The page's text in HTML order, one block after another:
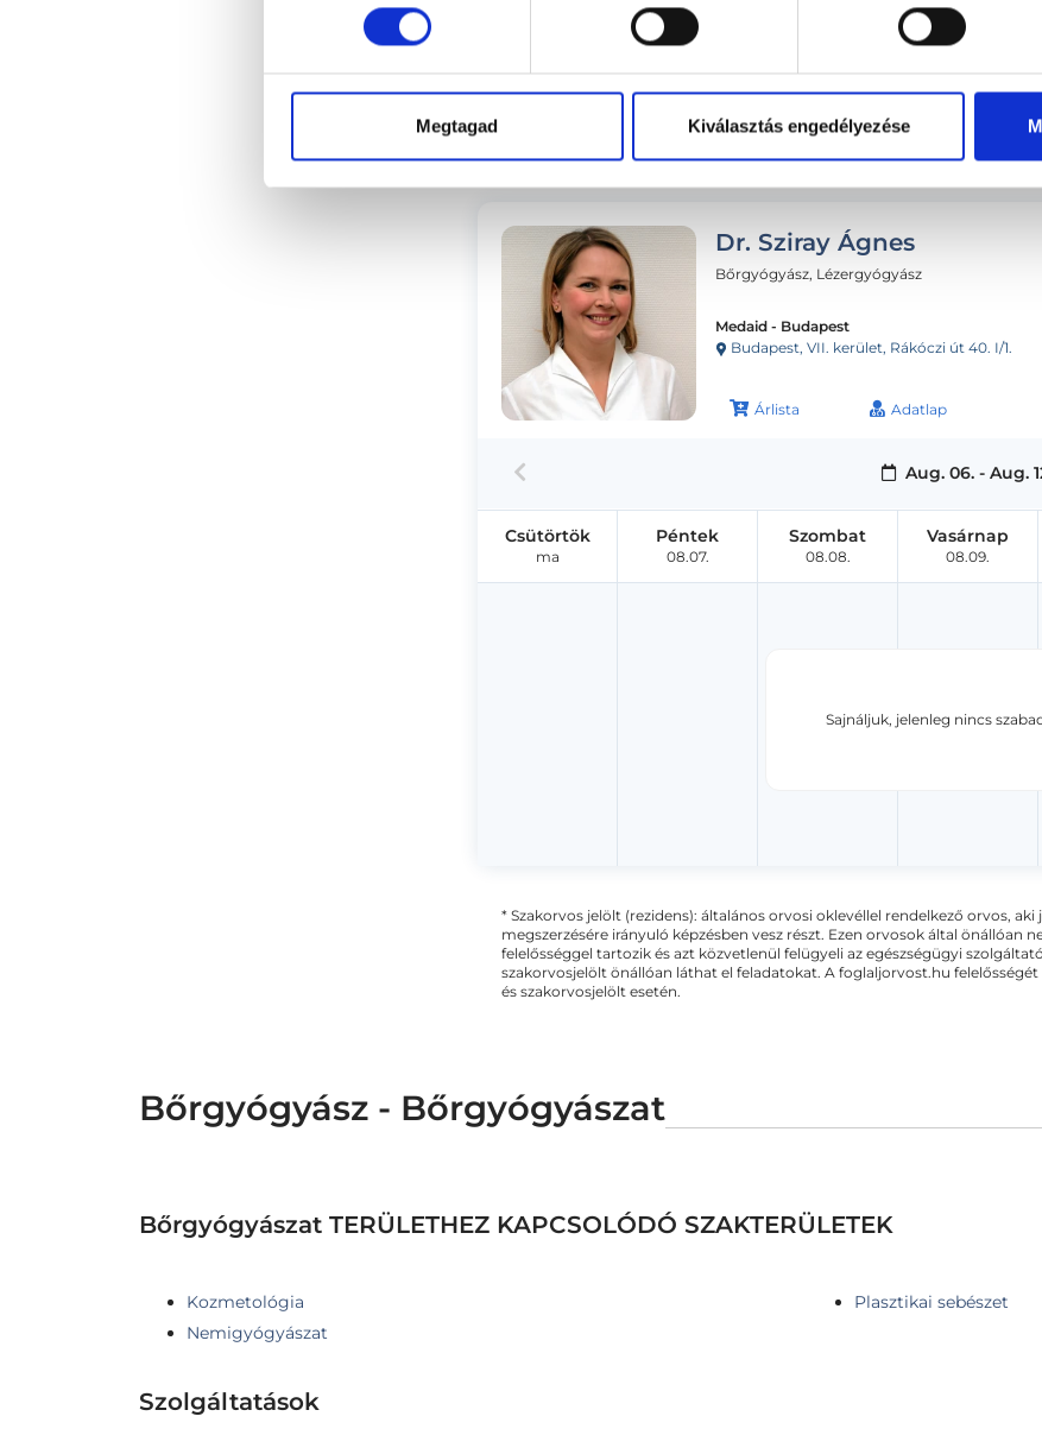
Megtagad Kiválasztás engedélyezése
Következő időpont:
Dr. Sziray Ágnes
Bőrgyógyász, Lézergyógyász
Medaid - Budapest
Budapest, VII. kerület, Rákóczi út 40. I/1.
Árlista Adatlap
Aug. 06. - Aug.
Sajnáljuk, jelenleg nincs
Csütörtök
ma
Péntek
08.07.
Szombat
08.08.
Vasárnap
08.09.
* Szakorvos jelölt (rezidens): általános orvosi oklevéllel rendelkező orvos,
megszerzésére irányuló képzésben vesz részt. Ezen orvosok által önállóan
felelősséggel tartozik és azt közvetlenül felügyeli az egészségügyi
szakorvosjelölt önállóan láthat el feladatokat. A foglaljorvost.hu
és szakorvosjelölt esetén.
Bőrgyógyász - Bőrgyógyászat
Bőrgyógyászat TERÜLETHEZ KAPCSOLÓDÓ SZAKTERÜLETEK
Kozmetológia
Nemigyógyászat
Plasztikai sebészet
Szolgáltatások